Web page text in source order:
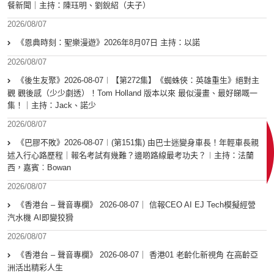
餐新聞｜主持：陳珏明、劉銳紹（夫子）
2026/08/07
《恩典時刻：聖樂漫遊》2026年8月07日 主持：以諾
2026/08/07
《後生友聚》2026-08-07︱【第272集】《蜘蛛俠：英雄重生》絕對主
觀 觀後感（少少劇透）！Tom Holland 版本以來 最似漫畫、最好睇嘅一
集！｜主持：Jack、諾少
2026/08/07
《巴膠不敗》2026-08-07︱(第151集) 由巴士迷變身車長！年輕車長親
述入行心路歷程｜報名考試有幾難？邊啲路線最考功夫？︱主持：法蘭
西，嘉賓︰Bowan
2026/08/07
《香港台 – 聲音專欄》 2026-08-07｜ 信報CEO AI EJ Tech模擬經營
汽水機 AI即變狡猾
2026/08/07
《香港台 – 聲音專欄》 2026-08-07｜ 香港01 老齡化新視角 在高齡亞
洲活出精彩人生